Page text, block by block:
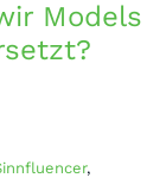
Models
,